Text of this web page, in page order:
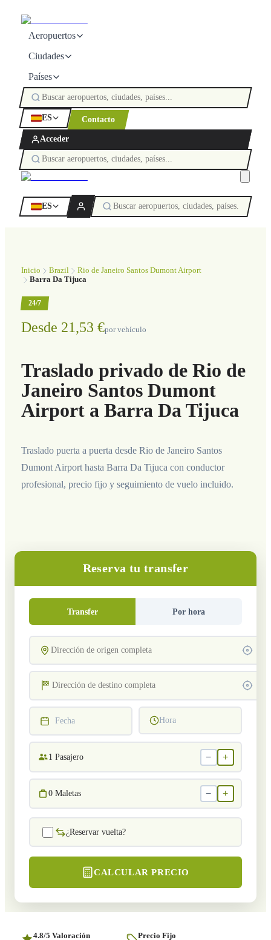
Aeropuertos
Ciudades
Países
ES Contacto
Acceder
ES
Inicio Brazil
Rio de Janeiro Santos Dumont Airport
Barra Da Tijuca
24/7
Desde 21,53 €por vehículo
Traslado privado de Rio de
Janeiro Santos Dumont
Airport a Barra Da Tijuca
Traslado puerta a puerta desde Rio de Janeiro Santos
Dumont Airport hasta Barra Da Tijuca con conductor
profesional, precio fijo y seguimiento de vuelo incluido.
Reserva tu transfer
Transfer Por hora
Fecha Hora
1 Pasajero − +
0 Maletas − +
¿Reservar vuelta?
CALCULAR PRECIO
4.8/5 Valoración Precio Fijo